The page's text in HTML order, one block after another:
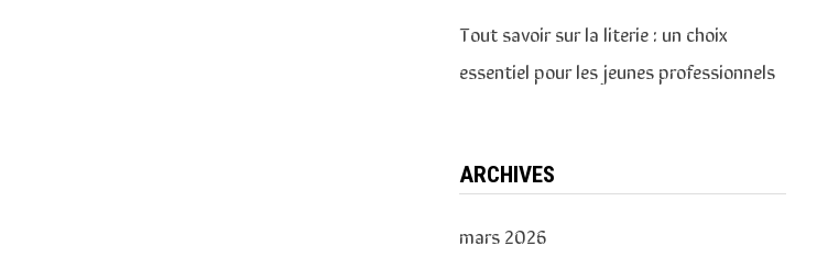
Tout savoir sur la literie : un choix
essentiel pour les jeunes professionnels
ARCHIVES
mars 2026